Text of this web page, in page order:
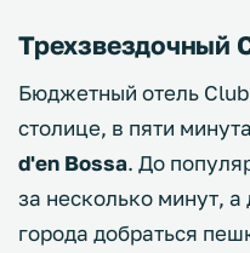
Трехзвездочный
Бюджетный отель
столице, в пяти
d'en Bossa. До
за несколько минут, а
города добраться